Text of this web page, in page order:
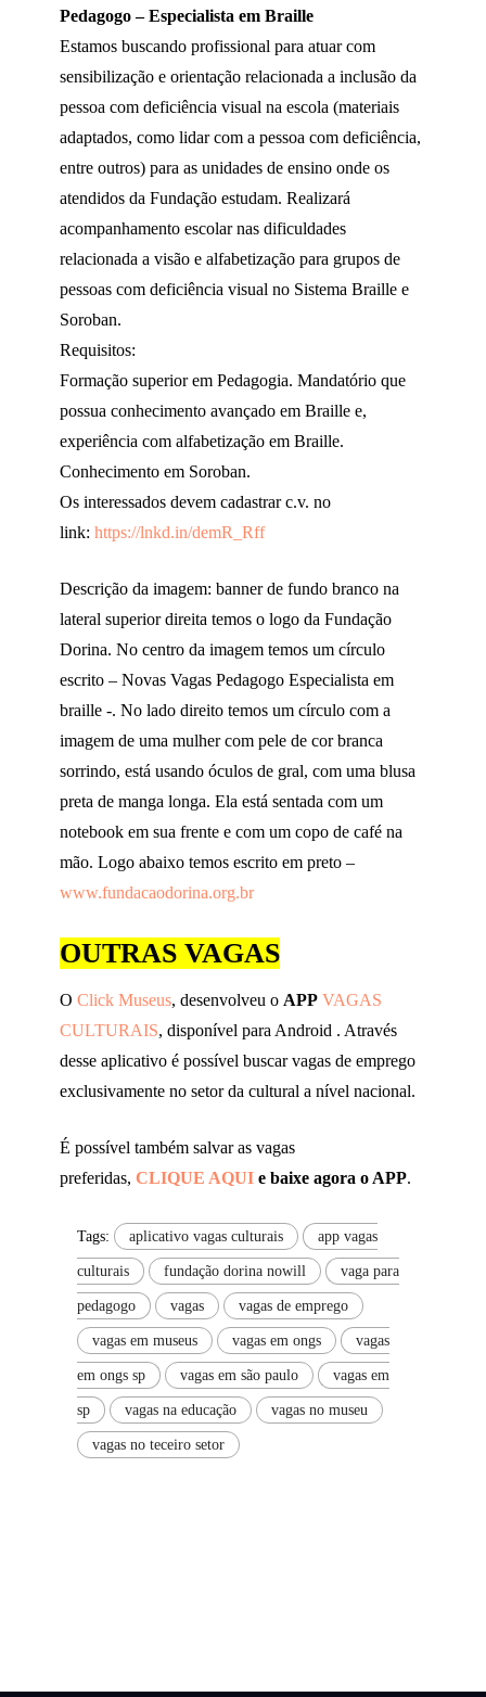
Pedagogo – Especialista em Braille
Estamos buscando profissional para atuar com
sensibilização e orientação relacionada a inclusão da
pessoa com deficiência visual na escola (materiais
adaptados, como lidar com a pessoa com deficiência,
entre outros) para as unidades de ensino onde os
atendidos da Fundação estudam. Realizará
acompanhamento escolar nas dificuldades
relacionada a visão e alfabetização para grupos de
pessoas com deficiência visual no Sistema Braille e
Soroban.
Requisitos:
Formação superior em Pedagogia. Mandatório que
possua conhecimento avançado em Braille e,
experiência com alfabetização em Braille.
Conhecimento em Soroban.
Os interessados devem cadastrar c.v. no
link: https://lnkd.in/demR_Rff
Descrição da imagem: banner de fundo branco na
lateral superior direita temos o logo da Fundação
Dorina. No centro da imagem temos um círculo
escrito – Novas Vagas Pedagogo Especialista em
braille -. No lado direito temos um círculo com a
imagem de uma mulher com pele de cor branca
sorrindo, está usando óculos de gral, com uma blusa
preta de manga longa. Ela está sentada com um
notebook em sua frente e com um copo de café na
mão. Logo abaixo temos escrito em preto –
www.fundacaodorina.org.br
OUTRAS VAGAS
O Click Museus, desenvolveu o APP VAGAS
CULTURAIS, disponível para Android . Através
desse aplicativo é possível buscar vagas de emprego
exclusivamente no setor da cultural a nível nacional.
É possível também salvar as vagas
preferidas, CLIQUE AQUI e baixe agora o APP.
Tags: aplicativo vagas culturais app vagas
culturais fundação dorina nowill vaga para
pedagogo vagas vagas de emprego
vagas em museus vagas em ongs vagas
em ongs sp vagas em são paulo vagas em
sp vagas na educação vagas no museu
vagas no teceiro setor